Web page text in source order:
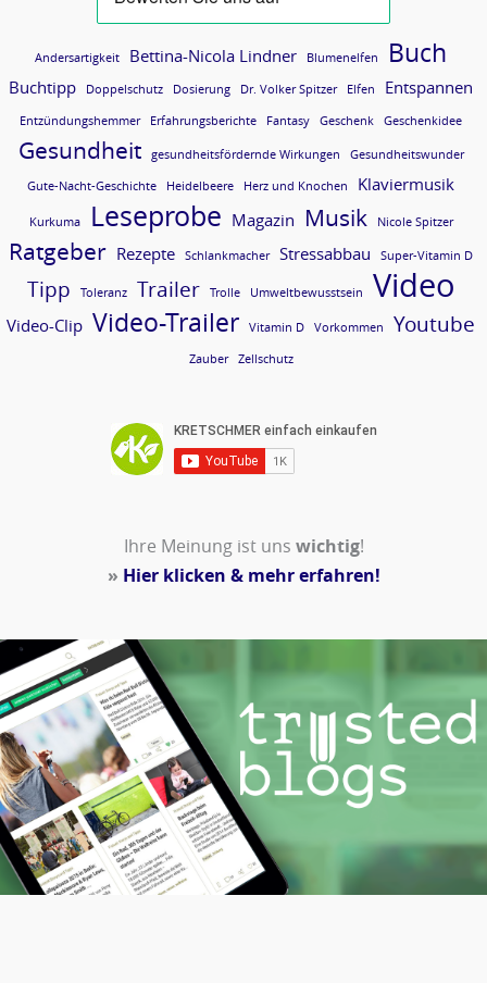
Andersartigkeit Bettina-Nicola Lindner Blumenelfen Buch
Buchtipp Doppelschutz Dosierung Dr. Volker Spitzer Elfen Entspannen
Entzündungshemmer Erfahrungsberichte Fantasy Geschenk Geschenkidee
Gesundheit gesundheitsfördernde Wirkungen Gesundheitswunder
Gute-Nacht-Geschichte Heidelbeere Herz und Knochen Klaviermusik
Kurkuma Leseprobe Magazin Musik Nicole Spitzer
Ratgeber Rezepte Schlankmacher Stressabbau Super-Vitamin D
Tipp Toleranz Trailer Trolle Umweltbewusstsein Video
Video-Clip Video-Trailer Vitamin D Vorkommen Youtube
Zauber Zellschutz
Ihre Meinung ist uns wichtig!
» Hier klicken & mehr erfahren!